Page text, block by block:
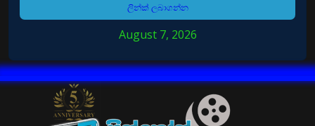
ලින්ක් ලබාගන්න
August 7, 2026